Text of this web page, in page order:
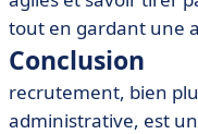
tout en gardant une
Conclusion
recrutement, bien
administrative, est